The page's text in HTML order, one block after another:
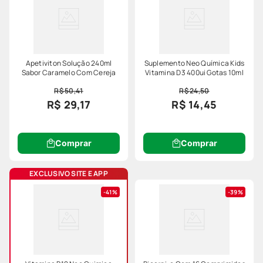
cabem no seu bolso e um atendimento próximo, pensado
para o seu dia a dia.
Apetiviton Solução 240ml
Sabor Caramelo Com Cereja
R$ 50,41
R$ 29,17
Comprar
Suplemento Neo Química Kids
Vitamina D3 400ui Gotas 10ml
R$ 24,50
R$ 14,45
Comprar
EXCLUSIVO SITE E APP
41% 39%